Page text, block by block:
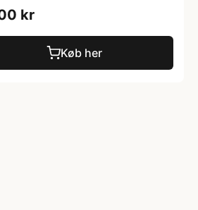
kr
Køb her